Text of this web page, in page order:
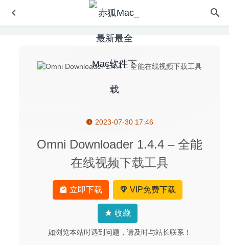
2023-07-30 17:46
Omni Downloader 1.4.4 – 全能
在线视频下载工具
立即下载 VIP免费下载
收藏
如浏览本站时遇到问题，请及时与站长联系！
balenaEtcher 1.5.104 – U盘启动盘制作工具
RAW Power 3.0.3 – 优秀的RAW图像处理工具 2020-05-27
Adobe Zii 2020 5.2.5-Adobe系列软件通用激活工具
ZY-Player 2.1.0 – 优秀的视频播放神器